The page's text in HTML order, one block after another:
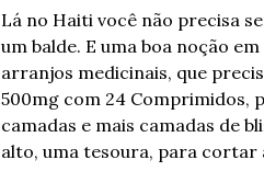
Lá no Haiti você não precisa
um balde. E uma boa noção
arranjos medicinais, que
500mg com 24 Comprimidos,
camadas e mais camadas de
alto, uma tesoura, para cortar